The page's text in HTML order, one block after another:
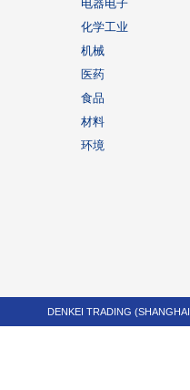
电器电子
化学工业
机械
医药
食品
材料
环境
DENKEI TRADING